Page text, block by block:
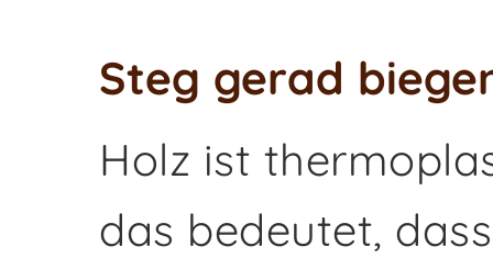
Steg gerad
Holz ist
das bedeutet,